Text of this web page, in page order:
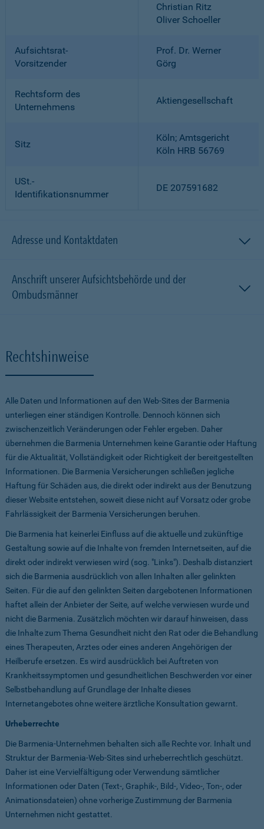
Christian Ritz
Oliver Schoeller
Aufsichtsrat-
Vorsitzender
Prof. Dr. Werner
Görg
Rechtsform des
Unternehmens
Aktiengesellschaft
Sitz
Köln; Amtsgericht
Köln HRB 56769
USt.-
Identifikationsnummer
DE 207591682
Adresse und Kontaktdaten
Anschrift unserer Aufsichtsbehörde und der
Ombudsmänner
Rechtshinweise
Alle Daten und Informationen auf den Web-Sites der Barmenia
unterliegen einer ständigen Kontrolle. Dennoch können sich
zwischenzeitlich Veränderungen oder Fehler ergeben. Daher
übernehmen die Barmenia Unternehmen keine Garantie oder Haftung
für die Aktualität, Vollständigkeit oder Richtigkeit der bereitgestellten
Informationen. Die Barmenia Versicherungen schließen jegliche
Haftung für Schäden aus, die direkt oder indirekt aus der Benutzung
dieser Website entstehen, soweit diese nicht auf Vorsatz oder grobe
Fahrlässigkeit der Barmenia Versicherungen beruhen.
Die Barmenia hat keinerlei Einfluss auf die aktuelle und zukünftige
Gestaltung sowie auf die Inhalte von fremden Internetseiten, auf die
direkt oder indirekt verwiesen wird (sog. "Links"). Deshalb distanziert
sich die Barmenia ausdrücklich von allen Inhalten aller gelinkten
Seiten. Für die auf den gelinkten Seiten dargebotenen Informationen
haftet allein der Anbieter der Seite, auf welche verwiesen wurde und
nicht die Barmenia. Zusätzlich möchten wir darauf hinweisen, dass
die Inhalte zum Thema Gesundheit nicht den Rat oder die Behandlung
eines Therapeuten, Arztes oder eines anderen Angehörigen der
Heilberufe ersetzen. Es wird ausdrücklich bei Auftreten von
Krankheitssymptomen und gesundheitlichen Beschwerden vor einer
Selbstbehandlung auf Grundlage der Inhalte dieses
Internetangebotes ohne weitere ärztliche Konsultation gewarnt.
Urheberrechte
Die Barmenia-Unternehmen behalten sich alle Rechte vor. Inhalt und
Struktur der Barmenia-Web-Sites sind urheberrechtlich geschützt.
Daher ist eine Vervielfältigung oder Verwendung sämtlicher
Informationen oder Daten (Text-, Graphik-, Bild-, Video-, Ton-, oder
Animationsdateien) ohne vorherige Zustimmung der Barmenia
Unternehmen nicht gestattet.